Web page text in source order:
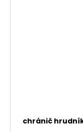
chránič hrudníku